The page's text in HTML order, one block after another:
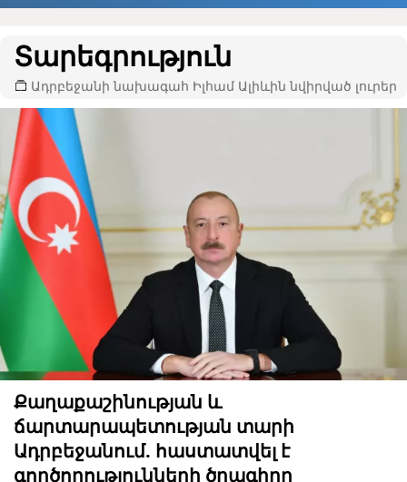
Տարեգրություն
Ադրբեջանի նախագահ Իլհամ Ալիևին նվիրված լուրեր
Քաղաքաշինության և
ճարտարապետության տարի
Ադրբեջանում. հաստատվել է
գործողությունների ծրագիրը